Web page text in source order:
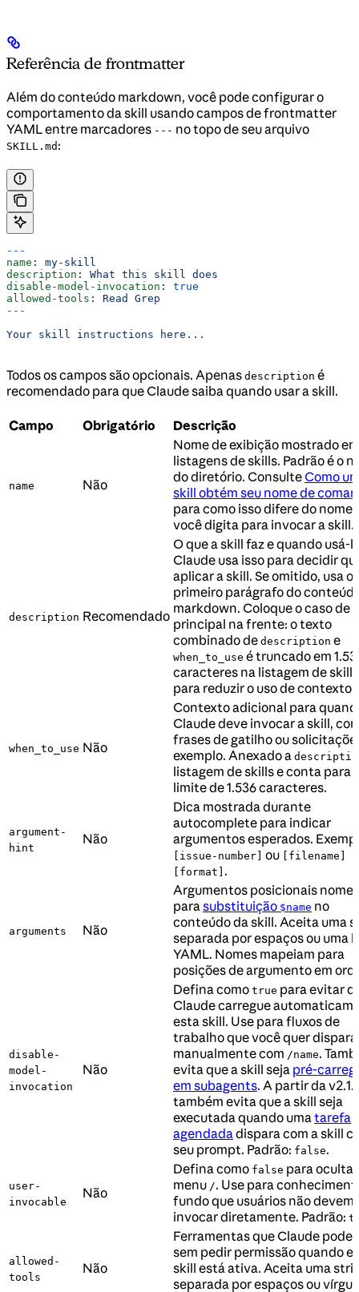
Referência de frontmatter
Além do conteúdo markdown, você pode configurar o
comportamento da skill usando campos de frontmatter
YAML entre marcadores --- no topo de seu arquivo
SKILL.md :
---
name : my-skill
description : What this skill does
disable-model-invocation : true
allowed-tools : Read Grep
---
Your skill instructions here...
Todos os campos são opcionais. Apenas description é
recomendado para que Claude saiba quando usar a skill.
Campo Obrigatório Descrição
name Não
Nome de exibição mostrado em
listagens de skills. Padrão é o
do diretório. ConsulteComo
skill obtém seu nome de
para como isso difere do nome
você digita para invocar a skill.
description Recomendado
O que a skill faz e quando usá-
Claude usa isso para decidir
aplicar a skill. Se omitido, usa o
primeiro parágrafo do
markdown. Coloque o caso de
principal na frente: o texto
combinado de description e
when_to_use é truncado em
caracteres na listagem de skills
para reduzir o uso de contexto.
when_to_use Não
Contexto adicional para
Claude deve invocar a skill,
frases de gatilho ou
exemplo. Anexado a
listagem de skills e conta para
limite de 1.536 caracteres.
argument-
hint
Não
Dica mostrada durante
autocomplete para indicar
argumentos esperados.
[issue-number] ou
[filename]
[format] .
arguments Não
Argumentos posicionais
parasubstituição $name no
conteúdo da skill. Aceita uma
separada por espaços ou uma
YAML. Nomes mapeiam para
posições de argumento em
disable-
model-
invocation
Não
Defina como true para evitar
Claude carregue
esta skill. Use para fluxos de
trabalho que você quer
manualmente com /name.
evita que a skill seja pré-
em subagents. A partir da
também evita que a skill seja
executada quando umatarefa
agendadadispara com a skill
seu prompt. Padrão: false.
user-
invocable
Não
Defina como false para
menu /. Use para
fundo que usuários não devem
invocar diretamente. Padrão:
allowed-
tools
Não
Ferramentas que Claude pode
sem pedir permissão quando
skill está ativa. Aceita uma
separada por espaços ou